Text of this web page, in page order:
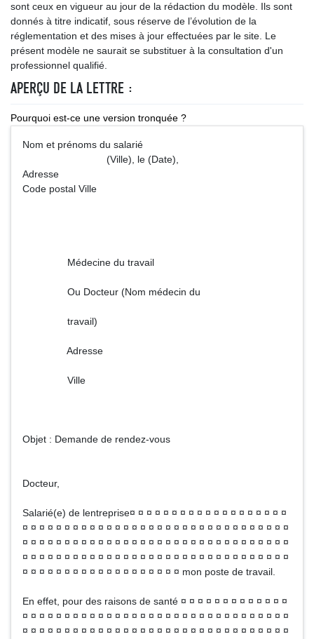
sont ceux en vigueur au jour de la rédaction du modèle. Ils sont
donnés à titre indicatif, sous réserve de l’évolution de la
réglementation et des mises à jour effectuées par le site. Le
présent modèle ne saurait se substituer à la consultation d'un
professionnel qualifié.
APERÇU DE LA LETTRE :
Pourquoi est-ce une version tronquée ?
Nom et prénoms du salarié
(Ville), le (Date),
Adresse
Code postal Ville
Médecine du travail
Ou Docteur (Nom médecin du
travail)
Adresse
Ville
Objet : Demande de rendez-vous
Docteur,
Salarié(e) de lentreprise¤ ¤ ¤ ¤ ¤ ¤ ¤ ¤ ¤ ¤ ¤ ¤ ¤ ¤ ¤ ¤ ¤ ¤ ¤
¤ ¤ ¤ ¤ ¤ ¤ ¤ ¤ ¤ ¤ ¤ ¤ ¤ ¤ ¤ ¤ ¤ ¤ ¤ ¤ ¤ ¤ ¤ ¤ ¤ ¤ ¤ ¤ ¤ ¤ ¤ ¤
¤ ¤ ¤ ¤ ¤ ¤ ¤ ¤ ¤ ¤ ¤ ¤ ¤ ¤ ¤ ¤ ¤ ¤ ¤ ¤ ¤ ¤ ¤ ¤ ¤ ¤ ¤ ¤ ¤ ¤ ¤ ¤
¤ ¤ ¤ ¤ ¤ ¤ ¤ ¤ ¤ ¤ ¤ ¤ ¤ ¤ ¤ ¤ ¤ ¤ ¤ ¤ ¤ ¤ ¤ ¤ ¤ ¤ ¤ ¤ ¤ ¤ ¤ ¤
¤ ¤ ¤ ¤ ¤ ¤ ¤ ¤ ¤ ¤ ¤ ¤ ¤ ¤ ¤ ¤ ¤ ¤ ¤ mon poste de travail.
En effet, pour des raisons de santé ¤ ¤ ¤ ¤ ¤ ¤ ¤ ¤ ¤ ¤ ¤ ¤ ¤
¤ ¤ ¤ ¤ ¤ ¤ ¤ ¤ ¤ ¤ ¤ ¤ ¤ ¤ ¤ ¤ ¤ ¤ ¤ ¤ ¤ ¤ ¤ ¤ ¤ ¤ ¤ ¤ ¤ ¤ ¤ ¤
¤ ¤ ¤ ¤ ¤ ¤ ¤ ¤ ¤ ¤ ¤ ¤ ¤ ¤ ¤ ¤ ¤ ¤ ¤ ¤ ¤ ¤ ¤ ¤ ¤ ¤ ¤ ¤ ¤ ¤ ¤ ¤